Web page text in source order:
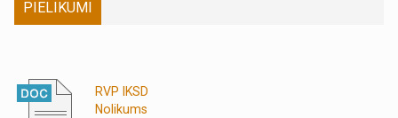
PIELIKUMI
RVP IKSD
Nolikums